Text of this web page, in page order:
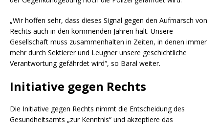
„Wir hoffen sehr, dass dieses Signal gegen den Aufmarsch von
Rechts auch in den kommenden Jahren hält. Unsere
Gesellschaft muss zusammenhalten in Zeiten, in denen immer
mehr durch Sektierer und Leugner unsere geschichtliche
Verantwortung gefährdet wird“, so Baral weiter.
Initiative gegen Rechts
Die Initiative gegen Rechts nimmt die Entscheidung des
Gesundheitsamts „zur Kenntnis“ und akzeptiere das